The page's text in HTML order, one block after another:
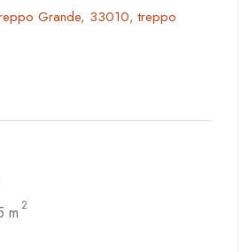
Grande, 33010, treppo
m 2